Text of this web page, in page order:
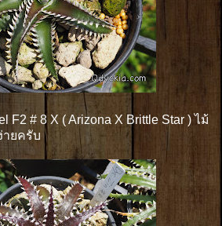
F2 # 8 X ( Arizona X Brittle Star ) ไม้
ายครับ